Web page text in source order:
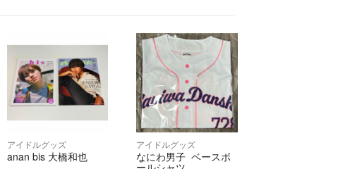
アイドルグッズ
anan bis 大橋和也
アイドルグッズ
なにわ男子 ベースボ